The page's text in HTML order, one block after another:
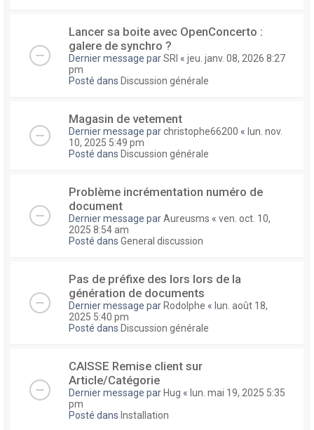
Lancer sa boite avec OpenConcerto :
galere de synchro ?
Dernier message parSRI « jeu. janv. 08, 2026 8:27
pm
Posté dans Discussion générale
Magasin de vetement
Dernier message parchristophe66200 « lun. nov.
10, 2025 5:49 pm
Posté dans Discussion générale
Problème incrémentation numéro de
document
Dernier message parAureusms « ven. oct. 10,
2025 8:54 am
Posté dans General discussion
Pas de préfixe des lors lors de la
génération de documents
Dernier message par Rodolphe « lun. août 18,
2025 5:40 pm
Posté dans Discussion générale
CAISSE Remise client sur
Article/Catégorie
Dernier message par Hug « lun. mai 19, 2025 5:35
pm
Posté dans Installation